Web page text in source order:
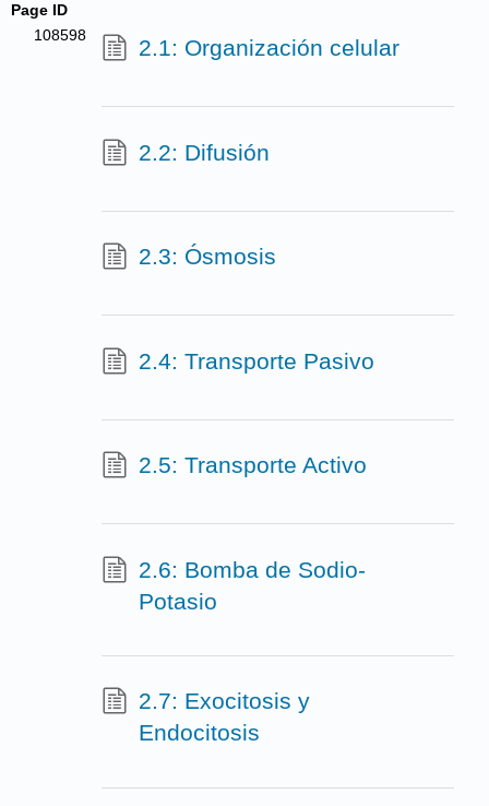
Page ID
108598
2.1: Organización celular
2.2: Difusión
2.3: Ósmosis
2.4: Transporte Pasivo
2.5: Transporte Activo
2.6: Bomba de Sodio-
Potasio
2.7: Exocitosis y
Endocitosis